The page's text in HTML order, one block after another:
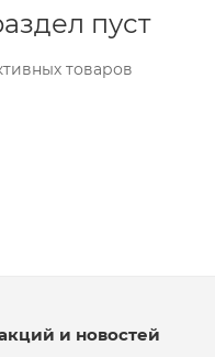
пуст
товаров
и новостей